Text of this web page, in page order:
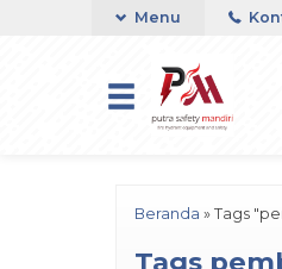
Whatsapp 082133767508 /
Menu
Beranda » Tags
Tags